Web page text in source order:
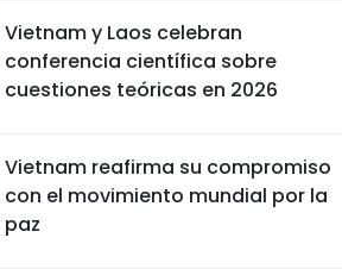
Vietnam y Laos celebran
conferencia científica sobre
cuestiones teóricas en 2026
Vietnam reafirma su compromiso
con el movimiento mundial por la
paz